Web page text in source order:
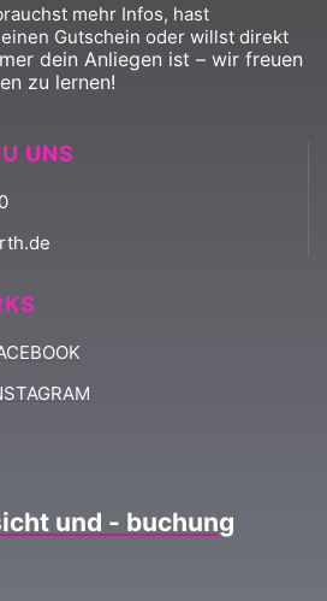
mehr Infos, hast
Gutschein oder willst direkt
dein Anliegen ist – wir freuen
zu lernen!
UNS
und - buchung